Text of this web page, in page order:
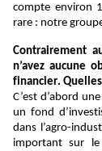
compte environ
rare : notre
Contrairement
n’avez aucune
financier.
C’est d’abord
un fond
dans l’agro-
important sur